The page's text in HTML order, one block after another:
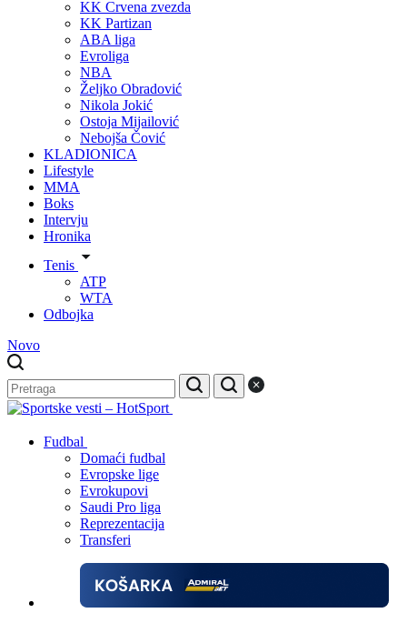
KK Crvena zvezda
KK Partizan
ABA liga
Evroliga
NBA
Željko Obradović
Nikola Jokić
Ostoja Mijailović
Nebojša Čović
KLADIONICA
Lifestyle
MMA
Boks
Intervju
Hronika
Tenis
ATP
WTA
Odbojka
Novo
Fudbal
Domaći fudbal
Evropske lige
Evrokupovi
Saudi Pro liga
Reprezentacija
Transferi